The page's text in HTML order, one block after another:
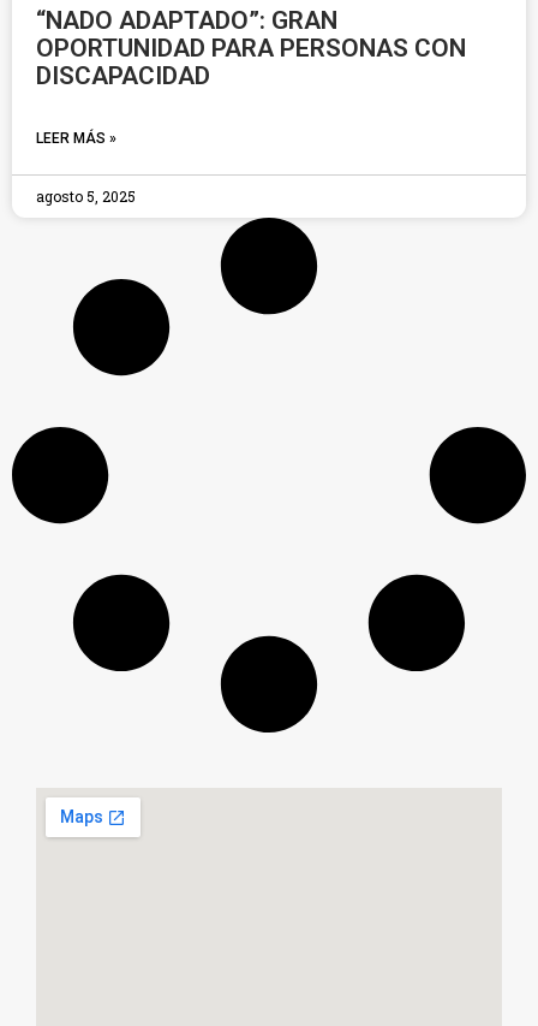
“NADO ADAPTADO”: GRAN
OPORTUNIDAD PARA PERSONAS CON
DISCAPACIDAD
LEER MÁS »
agosto 5, 2025